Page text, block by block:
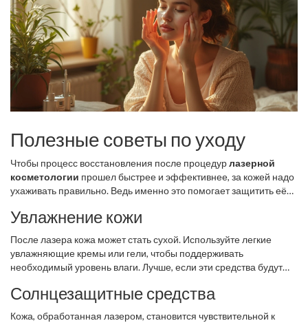
Полезные советы по уходу
Чтобы процесс восстановления после процедурлазерной
косметологии прошел быстрее и эффективнее, за кожей надо
ухаживать правильно. Ведь именно это помогает защитить её
Увлажнение кожи
После лазера кожа может стать сухой. Используйте легкие
увлажняющие кремы или гели, чтобы поддерживать
необходимый уровень влаги. Лучше, если эти средства будут
помогают успокоить и восстановить кожу.
Солнцезащитные средства
Кожа, обработанная лазером, становится чувствительной к